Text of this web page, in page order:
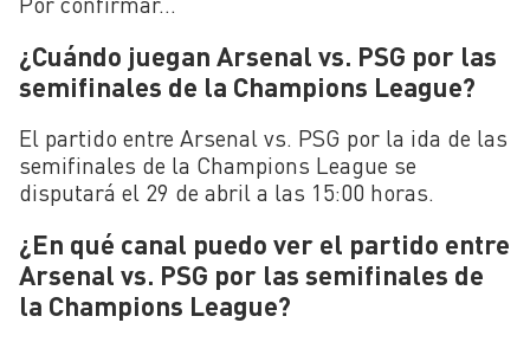
¿Cuándo juegan Arsenal vs. PSG por las
semifinales de la Champions League?
El partido entre Arsenal vs. PSG por la ida de las
semifinales de la Champions League se
disputará el 29 de abril a las 15:00 horas.
¿En qué canal puedo ver el partido entre
Arsenal vs. PSG por las semifinales de
la Champions League?